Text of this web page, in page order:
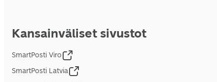
Kansainväliset sivustot
SmartPosti Viro
SmartPosti Latvia